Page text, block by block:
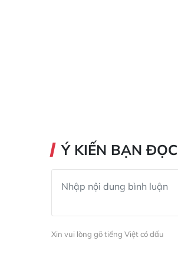
Ý KIẾN BẠN ĐỌC
Xin vui lòng gõ tiếng Việt có dấu